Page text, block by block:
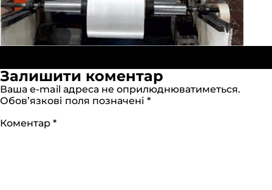
Залишити коментар
Ваша e-mail адреса не оприлюднюватиметься.
Обов’язкові поля позначені *
Коментар *